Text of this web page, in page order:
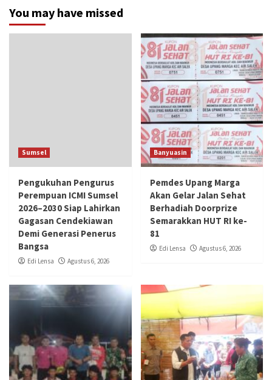
You may have missed
Sumsel
Pengukuhan Pengurus
Perempuan ICMI Sumsel
2026–2030 Siap Lahirkan
Gagasan Cendekiawan
Demi Generasi Penerus
Bangsa
Edi Lensa Agustus 6, 2026
Banyuasin
Pemdes Upang Marga
Akan Gelar Jalan Sehat
Berhadiah Doorprize
Semarakkan HUT RI ke-
81
Edi Lensa Agustus 6, 2026